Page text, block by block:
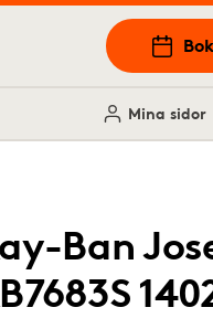
Mina sidor
Ban